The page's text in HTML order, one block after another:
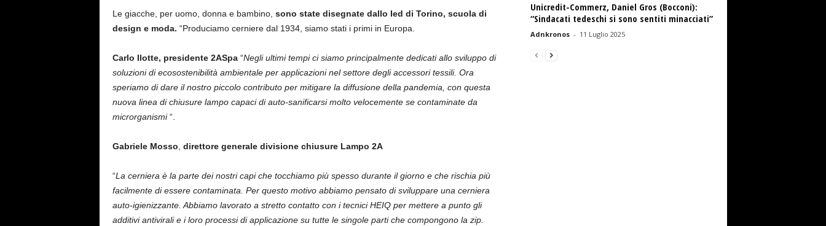
Le giacche, per uomo, donna e bambino, sono state disegnate dallo Ied di Torino, scuola di
design e moda. “Produciamo cerniere dal 1934, siamo stati i primi in Europa.
Carlo Ilotte, presidente 2ASpa“Negli ultimi tempi ci siamo principalmente dedicati allo sviluppo di
soluzioni di ecosostenibilità ambientale per applicazioni nel settore degli accessori tessili. Ora
speriamo di dare il nostro piccolo contributo per mitigare la diffusione della pandemia, con questa
nuova linea di chiusure lampo capaci di auto-sanificarsi molto velocemente se contaminate da
microrganismi“.
Gabriele Mosso direttore generale divisione chiusure Lampo 2A
“La cerniera è la parte dei nostri capi che tocchiamo più spesso durante il giorno e che rischia più
facilmente di essere contaminata. Per questo motivo abbiamo pensato di sviluppare una cerniera
auto-igienizzante. Abbiamo lavorato a stretto contatto con i tecnici HEIQ per mettere a punto gli
additivi antivirali e i loro processi di applicazione su tutte le singole parti che compongono la zip.
Unicredit-Commerz, Daniel Gros (Bocconi):
“Sindacati tedeschi si sono sentiti minacciati”
Adnkronos - 11 Luglio 2025